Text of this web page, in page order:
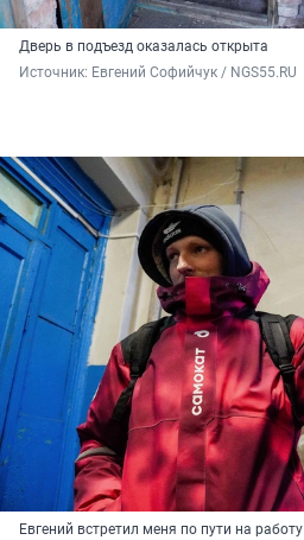
Дверь в подъезд оказалась открыта
Источник: Евгений Софийчук / NGS55.RU
Евгений встретил меня по пути на работу